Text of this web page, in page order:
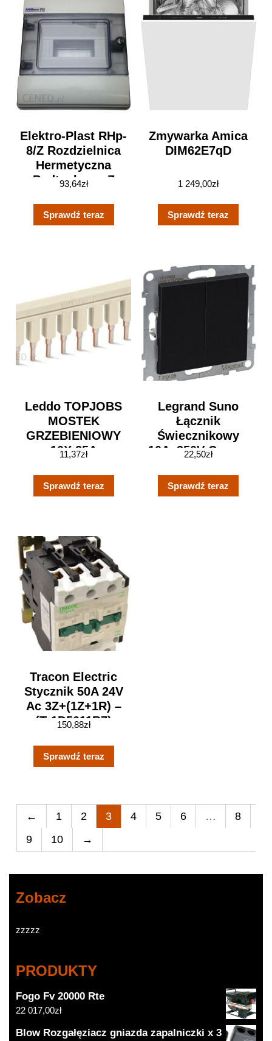
Elektro-Plast RHp-
8/Z Rozdzielnica
Hermetyczna
Podtynkowa Z
Rozdzielnia
Modułowa IP65
93,64zł
Sprawdź teraz
Zmywarka Amica
DIM62E7qD
1 249,00zł
Sprawdź teraz
Leddo TOPJOBS
MOSTEK
GRZEBIENIOWY
10X 25A
2002-410
11,37zł
Sprawdź teraz
Legrand Suno
Łącznik
Świecznikowy
10Ax250V Czarny
22,50zł
Sprawdź teraz
Tracon Electric
Stycznik 50A 24V
Ac 3Z+(1Z+1R) –
(Tr1D5011B7)
150,88zł
Sprawdź teraz
← 1 2 3 4 5 6 …
8
9
10 →
Zobacz
zzzzz
PRODUKTY
Fogo Fv 20000 Rte
22 017,00zł
Blow Rozgałęziacz gniazda zapalniczki x 3